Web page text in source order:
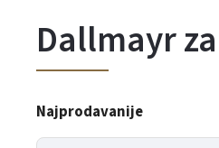
Dallmayr
Najprodavanije